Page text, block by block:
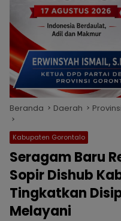
Beranda Daerah
Kabupaten Gorontalo
Seragam Baru
Sopir Dishub
Tingkatkan
Melayani